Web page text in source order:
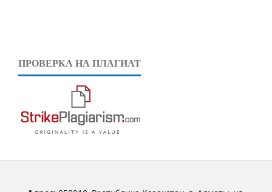
ПРОВЕРКА НА ПЛАГИАТ